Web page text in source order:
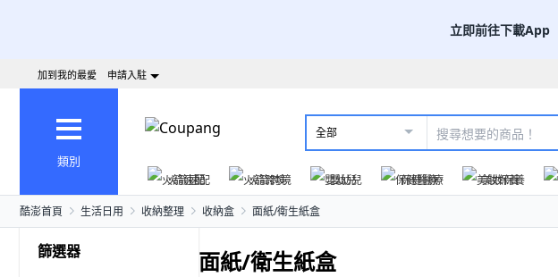
立即前往下載App
加到我的最愛 申請入駐
類別
全部
火箭速配
火箭跨境 嬰幼兒 保健醫療 美妝保養
酷澎首頁 生活日用 收納整理 收納盒 面紙/衛生紙盒
篩選器 面紙/衛生紙盒